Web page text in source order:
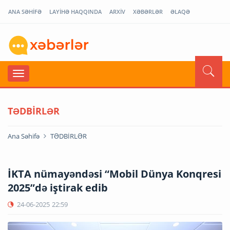
ANA SƏHİFƏ LAYİHƏ HAQQINDA ARXİV XƏBƏRLƏR ƏLAQƏ
TƏDBİRLƏR
Ana Səhifə TƏDBİRLƏR
İKTA nümayəndəsi “Mobil Dünya Konqresi
2025”də iştirak edib
24-06-2025 22:59